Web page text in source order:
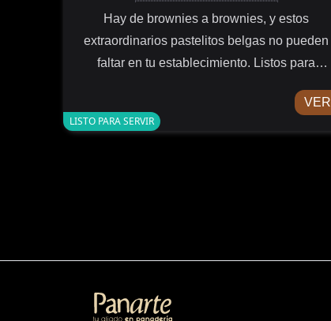
Hay de brownies a brownies, y estos
extraordinarios pastelitos belgas no pueden
faltar en tu establecimiento. Listos para
VER
LISTO PARA SERVIR